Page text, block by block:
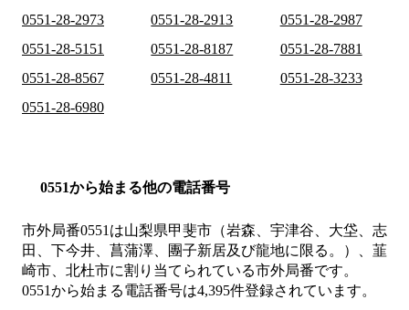
0551-28-2973
0551-28-2913
0551-28-2987
0551-28-5151
0551-28-8187
0551-28-7881
0551-28-8567
0551-28-4811
0551-28-3233
0551-28-6980
0551から始まる他の電話番号
市外局番0551 は山梨県甲斐市（岩森、宇津谷、大垈、志
田、下今井、菖蒲澤、團子新居及び龍地に限る。）、韮
崎市、北杜市に割り当てられている市外局番です。
0551から始まる電話番号は4,395件登録されています。